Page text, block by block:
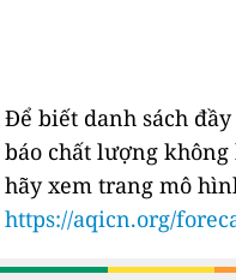
Để biết danh sách
báo chất lượng
hãy xem trang mô
https://aqicn.org/